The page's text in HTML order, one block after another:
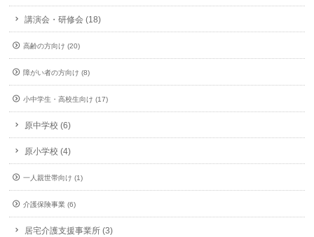
講演会・研修会 (18)
高齢の方向け (20)
障がい者の方向け (8)
小中学生・高校生向け (17)
原中学校 (6)
原小学校 (4)
一人親世帯向け (1)
介護保険事業 (6)
居宅介護支援事業所 (3)